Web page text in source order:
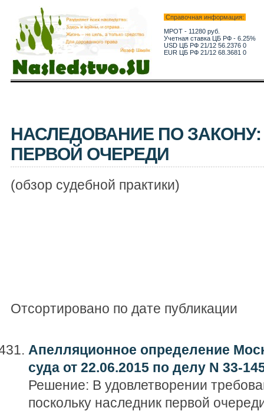
Справочная информация:
МРОТ - 11280 руб.
Учетная ставка ЦБ РФ - 6.25%
USD ЦБ РФ 21/12 56.2376 0
EUR ЦБ РФ 21/12 68.3681 0
НАСЛЕДОВАНИЕ ПО
ПЕРВОЙ ОЧЕРЕДИ
(обзор судебной практики)
Отсортировано по дате публикации
Апелляционное определение
суда от 22.06.2015 по делу N 33-
Решение: В удовлетворении
поскольку наследник первой